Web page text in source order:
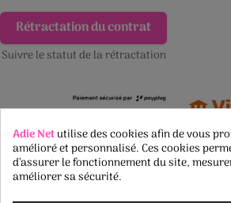
Rétractation du contrat
Suivre le statut de la rétractation
Adie Netutilise des cookies afin de vous
amélioré et personnalisé. Ces cookies
d’assurer le fonctionnement du site,
améliorer sa sécurité.